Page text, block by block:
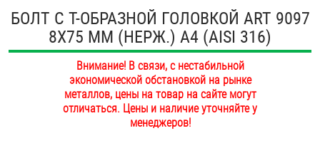
ОПТ
ПОКУПАТЕЛЯМ
ОПЛАТА И ДОСТАВКА
НАШИ МАГАЗИНЫ
Антивандальный крепёж, инструмент
Болты и винты
Втулки
БОЛТ С Т-ОБРАЗНОЙ ГОЛОВКОЙ ART 9097
8Х75 ММ (НЕРЖ.) A4 (AISI 316)
Внимание! В связи, с нестабильной
экономической обстановкой на рынке
металлов, цены на товар на сайте могут
отличаться. Цены и наличие уточняйте у
менеджеров!